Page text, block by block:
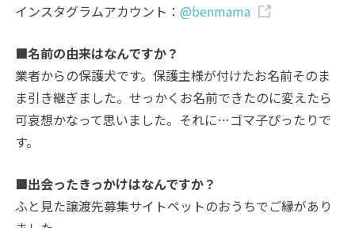
インスタグラムアカウント：@benmama
■名前の由来はなんですか？
業者からの保護犬です。保護主様が付けたお名前そのま
ま引き継ぎました。せっかくお名前できたのに変えたら
可哀想かなって思いました。それに…ゴマ子ぴったりで
す。
■出会ったきっかけはなんですか？
ふと見た譲渡先募集サイトペットのおうちでご縁があり